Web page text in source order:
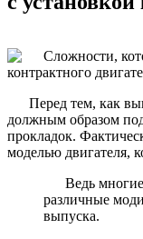
Перед тем, как
должным образом
прокладок.
моделью двигателя,
Ведь
различные
выпуска.